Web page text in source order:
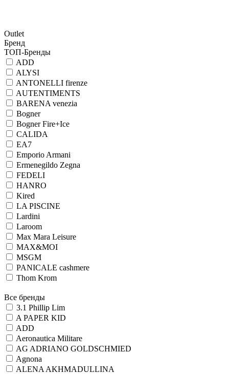
Outlet
Бренд
ТОП-Бренды
ADD
ALYSI
ANTONELLI firenze
AUTENTIMENTS
BARENA venezia
Bogner
Bogner Fire+Ice
CALIDA
EA7
Emporio Armani
Ermenegildo Zegna
FEDELI
HANRO
Kired
LA PISCINE
Lardini
Laroom
Max Mara Leisure
MAX&MOI
MSGM
PANICALE cashmere
Thom Krom
Все бренды
3.1 Phillip Lim
A PAPER KID
ADD
Aeronautica Militare
AG ADRIANO GOLDSCHMIED
Agnona
ALENA AKHMADULLINA